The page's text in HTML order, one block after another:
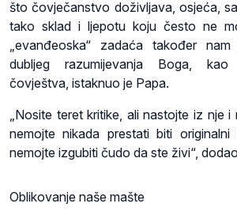
što čovječanstvo doživljava, osjeća,
tako sklad i ljepotu koju često ne
„evanđeoska“ zadaća također
dubljeg razumijevanja Boga, kao
čovještva, istaknuo je Papa.
„Nosite teret kritike, ali nastojte iz nje i
nemojte nikada prestati biti
nemojte izgubiti čudo da ste živi“,
Oblikovanje naše mašte